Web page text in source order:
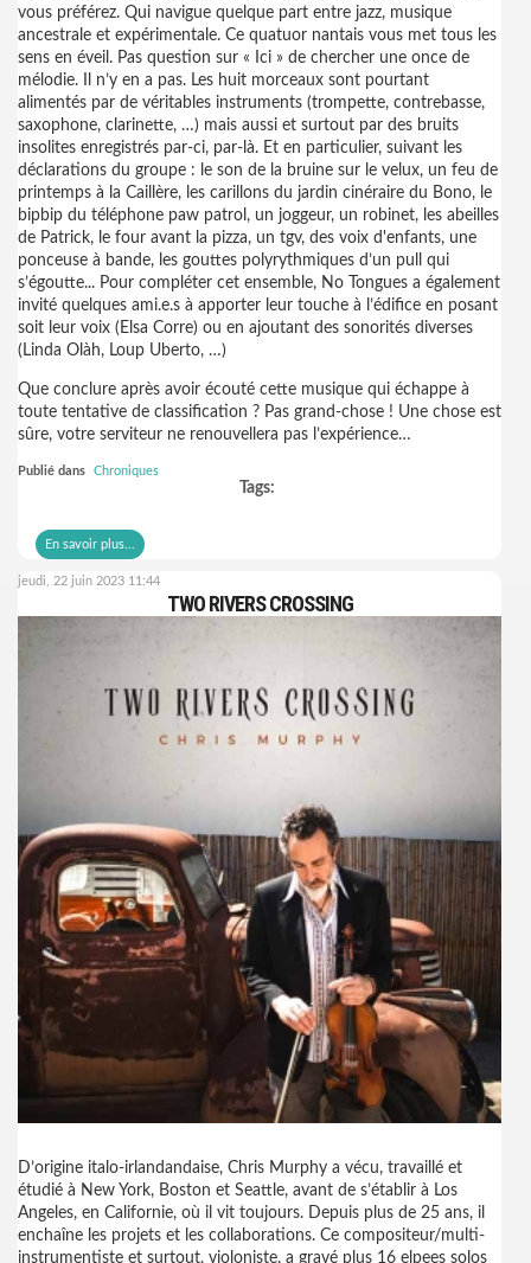
vous préférez. Qui navigue quelque part entre jazz, musique
ancestrale et expérimentale. Ce quatuor nantais vous met tous les
sens en éveil. Pas question sur « Ici » de chercher une once de
mélodie. Il n’y en a pas. Les huit morceaux sont pourtant
alimentés par de véritables instruments (trompette, contrebasse,
saxophone, clarinette, …) mais aussi et surtout par des bruits
insolites enregistrés par-ci, par-là. Et en particulier, suivant les
déclarations du groupe : le son de la bruine sur le velux, un feu de
printemps à la Caillère, les carillons du jardin cinéraire du Bono, le
bipbip du téléphone paw patrol, un joggeur, un robinet, les abeilles
de Patrick, le four avant la pizza, un tgv, des voix d'enfants, une
ponceuse à bande, les gouttes polyrythmiques d’un pull qui
s’égoutte... Pour compléter cet ensemble, No Tongues a également
invité quelques ami.e.s à apporter leur touche à l’édifice en posant
soit leur voix (Elsa Corre) ou en ajoutant des sonorités diverses
(Linda Olàh, Loup Uberto, …)
Que conclure après avoir écouté cette musique qui échappe à
toute tentative de classification ? Pas grand-chose ! Une chose est
sûre, votre serviteur ne renouvellera pas l’expérience…
Publié dans Chroniques
Tags:
En savoir plus...
jeudi, 22 juin 2023 11:44
TWO RIVERS CROSSING
D’origine italo-irlandandaise, Chris Murphy a vécu, travaillé et
étudié à New York, Boston et Seattle, avant de s’établir à Los
Angeles, en Californie, où il vit toujours. Depuis plus de 25 ans, il
enchaîne les projets et les collaborations. Ce compositeur/multi-
instrumentiste et surtout, violoniste, a gravé plus 16 elpees solos